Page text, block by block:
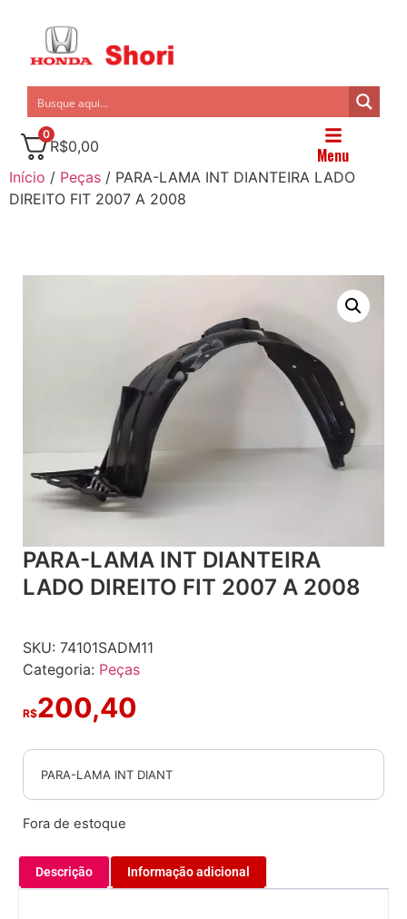
0
R$0,00 Menu
Início / Peças / PARA-LAMA INT DIANTEIRA LADO
DIREITO FIT 2007 A 2008
PARA-LAMA INT DIANTEIRA
LADO DIREITO FIT 2007 A 2008
SKU: 74101SADM11
Categoria: Peças
R$200,40
PARA-LAMA INT DIANT
Fora de estoque
Descrição Informação adicional